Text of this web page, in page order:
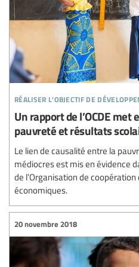
réaliser l’objectif de
Un rapport de l’OCDE
pauvreté et résultats
Le lien de causalité entre la
médiocres est mis en évidence
de l’Organisation de
économiques.
20 novembre 2018